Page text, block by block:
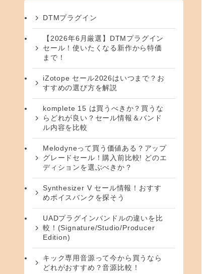
DTMプラグイン
【2026年6月厳選】DTMプラグイン
セール！使いたくなる新作から特価
まで！
iZotope セール2026はいつまで？お
すすめの選び方を解説
komplete 15 は買うべきか？買うな
らどれが良い？セール情報＆バンド
ル内容を比較
Melodyneって買う価値ある？アップ
グレードセール！購入前比較! どのエ
ディションを選ぶべきか？
Synthesizer V セール情報！おすす
めボイスバンクを探そう
UADプラグインバンドルの違いを比
較！(Signature/Studio/Producer
Edition)
キック専用音源って今から買うなら
どれがおすすめ？音源比較！